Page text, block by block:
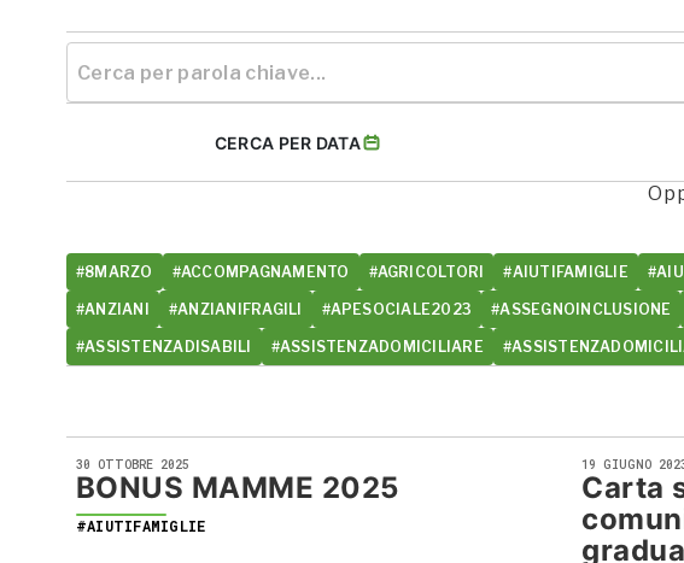
CERCA PER DATA
#8MARZO #ACCOMPAGNAMENTO #AGRICOLTORI #AIUTIFAMIGLIE
#ANZIANI #ANZIANIFRAGILI #APESOCIALE2023 #ASSEGNOINCLUSIONE
#ASSISTENZADISABILI #ASSISTENZADOMICILIARE
30 OTTOBRE 2025
BONUS MAMME 2025
#AIUTIFAMIGLIE
19 GIUGNO
Carta